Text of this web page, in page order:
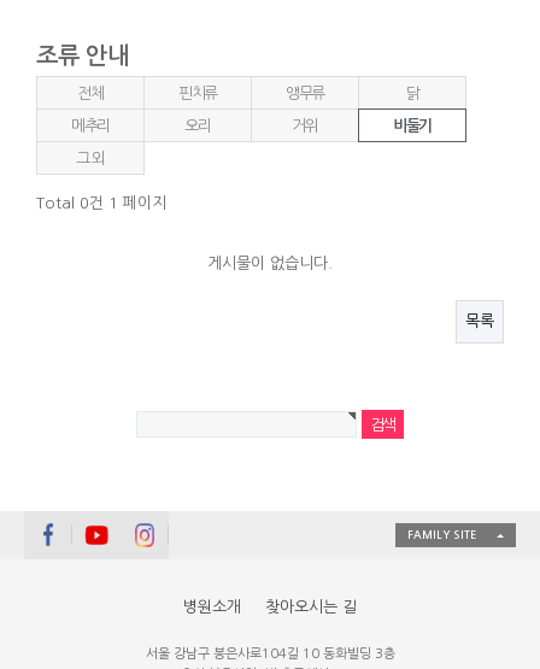
조류 안내
전체 핀치류 앵무류 닭
메추리 오리 거위 비둘기
그 외
Total 0건 1 페이지
게시물이 없습니다.
목록
FAMILY SITE
병원소개 찾아오시는 길
서울 강남구 봉은사로104길 10 동화빌딩 3층